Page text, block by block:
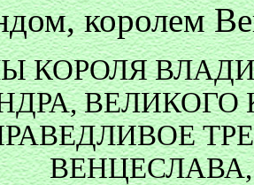
королем
КОРОЛЯ